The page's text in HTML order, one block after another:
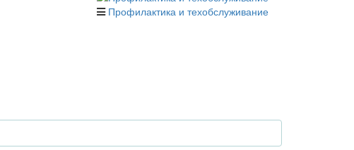
Профилактика и техобслуживание